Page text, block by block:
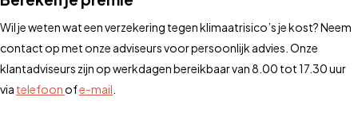
Wil je weten wat een verzekering tegen klimaatrisico’s je kost? Neem
contact op met onze adviseurs voor persoonlijk advies. Onze
klantadviseurs zijn op werkdagen bereikbaar van 8.00 tot 17.30 uur
via telefoonofe-mail